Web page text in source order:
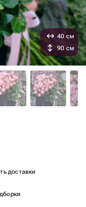
доставки
40 см
90 см